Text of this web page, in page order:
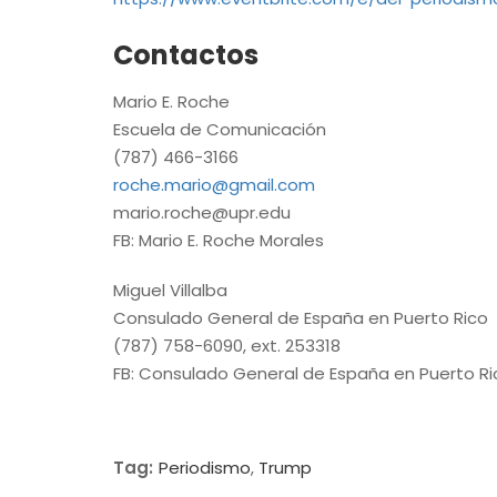
Contactos
Mario E. Roche
Escuela de Comunicación
(787) 466-3166
roche.mario@gmail.com
mario.roche@upr.edu
FB: Mario E. Roche Morales
Miguel Villalba
Consulado General de España en Puerto Rico
(787) 758-6090, ext. 253318
FB: Consulado General de España en Puerto
Tag: Periodismo, Trump